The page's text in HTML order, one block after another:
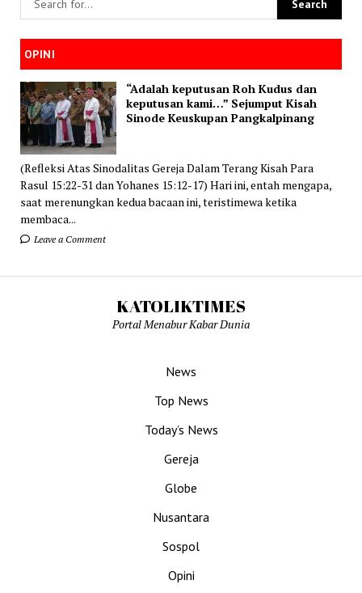
OPINI
“Adalah keputusan Roh Kudus dan
keputusan kami…” Sejumput Kisah
Sinode Keuskupan Pangkalpinang
(Refleksi Atas Sinodalitas Gereja Dalam Terang Kisah Para
Rasul 15:22-31 dan Yohanes 15:12-17) Hari ini, entah mengapa,
saat merenungkan kedua bacaan ini, teristimewa ketika
membaca...
Leave a Comment
KATOLIKTIMES
Portal Menabur Kabar Dunia
News
Top News
Today’s News
Gereja
Globe
Nusantara
Sospol
Opini